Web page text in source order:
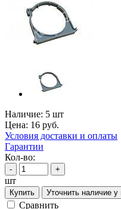
Наличие: 5 шт
Цена: 16 руб.
Условия доставки и оплаты
Гарантии
Кол-во:
- +
шт
Купить Уточнить наличие
Cравнить